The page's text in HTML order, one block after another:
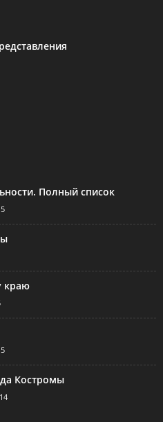
Полный список
краю
Костромы